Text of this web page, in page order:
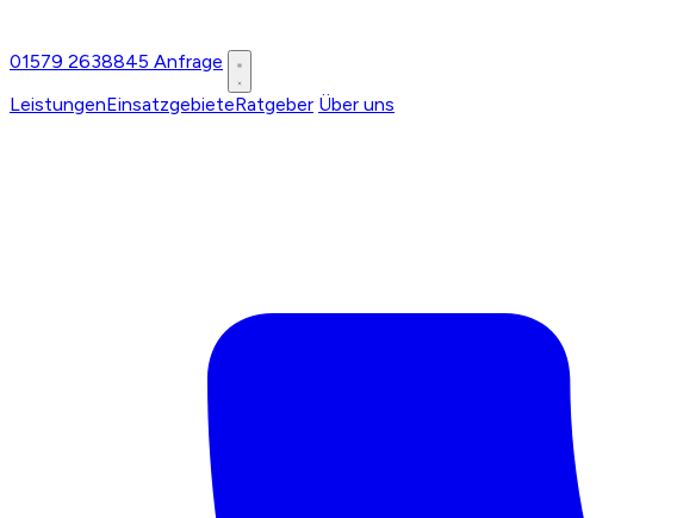
01579 2638845 Anfrage
LeistungenEinsatzgebieteRatgeber Über uns